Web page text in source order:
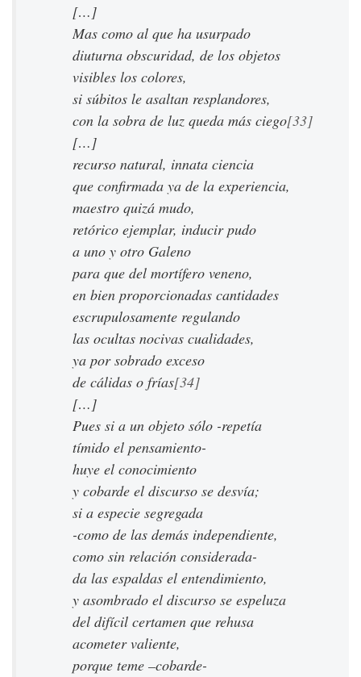
[…]
Mas como al que ha usurpado
diuturna obscuridad, de los objetos
visibles los colores,
si súbitos le asaltan resplandores,
con la sobra de luz queda más ciego[33]
[…]
recurso natural, innata ciencia
que confirmada ya de la experiencia,
maestro quizá mudo,
retórico ejemplar, inducir pudo
a uno y otro Galeno
para que del mortífero veneno,
en bien proporcionadas cantidades
escrupulosamente regulando
las ocultas nocivas cualidades,
ya por sobrado exceso
de cálidas o frías[34]
[…]
Pues si a un objeto sólo -repetía
tímido el pensamiento-
huye el conocimiento
y cobarde el discurso se desvía;
si a especie segregada
-como de las demás independiente,
como sin relación considerada-
da las espaldas el entendimiento,
y asombrado el discurso se espeluza
del difícil certamen que rehusa
acometer valiente,
porque teme –cobarde-